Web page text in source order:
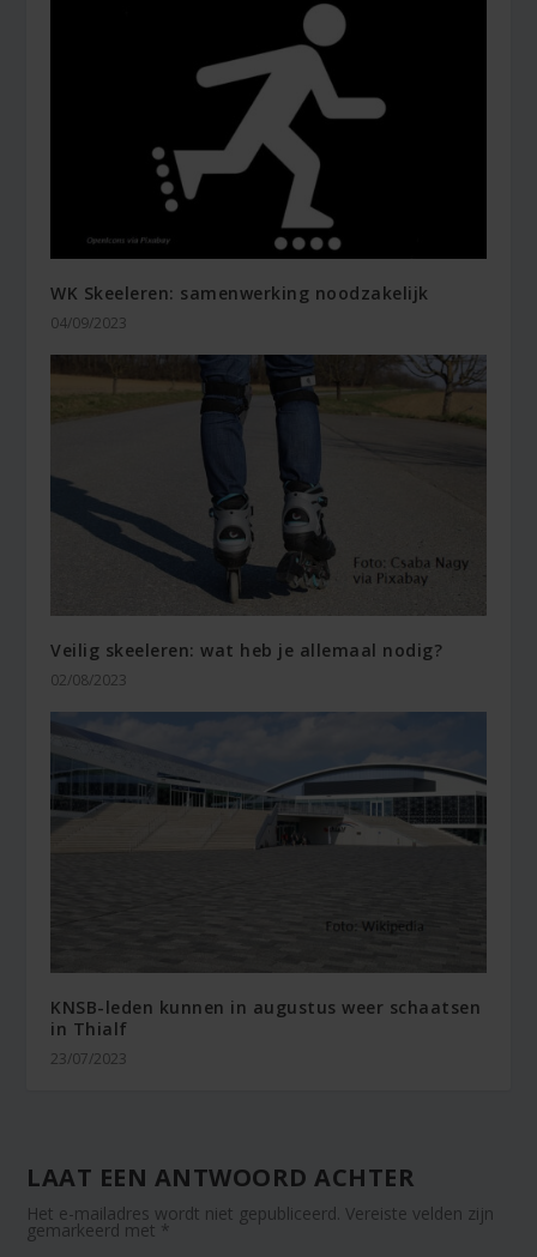
WK Skeeleren: samenwerking noodzakelijk
04/09/2023
Veilig skeeleren: wat heb je allemaal nodig?
02/08/2023
KNSB-leden kunnen in augustus weer schaatsen
in Thialf
23/07/2023
LAAT EEN ANTWOORD ACHTER
Het e-mailadres wordt niet gepubliceerd. Vereiste velden zijn
gemarkeerd met *